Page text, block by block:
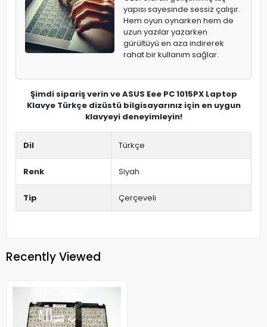
yapısı sayesinde sessiz çalışır.
Hem oyun oynarken hem de
uzun yazılar yazarken
gürültüyü en aza indirerek
rahat bir kullanım sağlar.
Şimdi sipariş verin ve ASUS Eee PC 1015PX Laptop
Klavye Türkçe dizüstü bilgisayarınız için en uygun
klavyeyi deneyimleyin!
Dil Türkçe
Renk Siyah
Tip Çerçeveli
Recently Viewed